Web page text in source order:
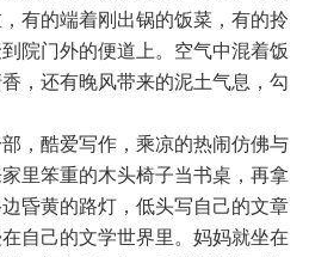
有的端着刚出锅的饭菜，有的拎
院门外的便道上。空气中混着饭
，还有晚风带来的泥土气息，勾
酷爱写作，乘凉的热闹仿佛与
里笨重的木头椅子当书桌，再拿
昏黄的路灯，低头写自己的文章
自己的文学世界里。妈妈就坐在